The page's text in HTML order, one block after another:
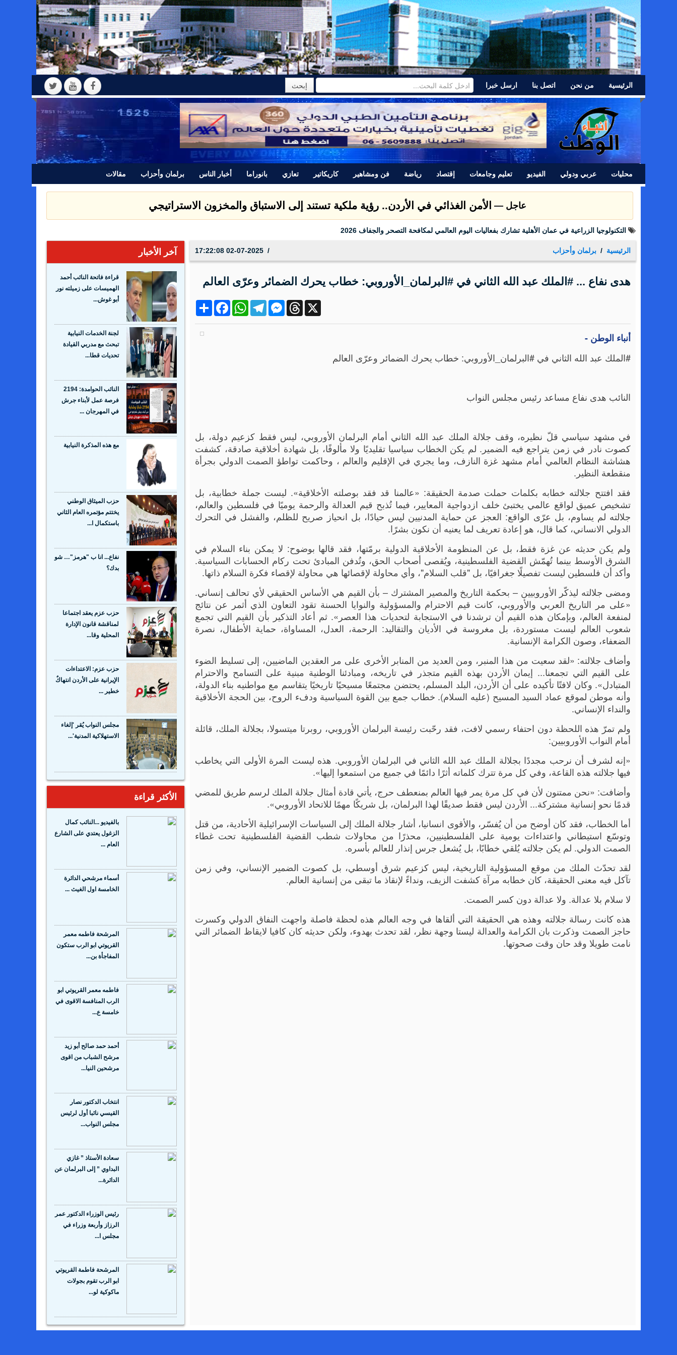
الرئيسية من نحن اتصل بنا ارسل خبرا
محليات عربي ودولي الفيديو تعليم وجامعات إقتصاد رياضة فن ومشاهير كاريكاتير تعازي بانوراما أخبار الناس برلمان وأحزاب مقالات
عاجل — الأمن الغذائي في الأردن.. رؤية ملكية تستند إلى الاستباق والمخزون الاستراتيجي
التكنولوجيا الزراعية في عمان الأهلية تشارك بفعاليات اليوم العالمي لمكافحة التصحر والجفاف 2026
الرئيسية برلمان وأحزاب 02-07-2025 17:22:08
هدى نفاع ... #الملك عبد الله الثاني في #البرلمان_الأوروبي: خطاب يحرك الضمائر وعرّى العالم
ShareFacebookWhatsAppTelegramMessengerThreads X
أنباء الوطن -
#الملك عبد الله الثاني في #البرلمان_الأوروبي: خطاب يحرك الضمائر وعرّى العالم
النائب هدى نفاع مساعد رئيس مجلس النواب
في مشهد سياسي قلّ نظيره، وقف جلالة الملك عبد الله الثاني أمام البرلمان الأوروبي، ليس فقط كزعيم دولة، بل
كصوت نادر في زمن يتراجع فيه الضمير. لم يكن الخطاب سياسيا تقليديًا ولا مألوفًا، بل شهادة أخلاقية صادقة، كشفت
هشاشة النظام العالمي أمام مشهد غزة النازف، وما يجري في الإقليم والعالم ، وحاكمت تواطؤ الصمت الدولي بجرأة
منقطعة النظير.
فقد افتتح جلالته خطابه بكلمات حملت صدمة الحقيقة: «عالمنا قد فقد بوصلته الأخلاقية». ليست جملة خطابية، بل
تشخيص عميق لواقع عالمي يختبئ خلف ازدواجية المعايير، فيما تُذبح قيم العدالة والرحمة يوميًا في فلسطين والعالم،
جلالته لم يساوم، بل عرّى الواقع: العجز عن حماية المدنيين ليس حيادًا، بل انحياز صريح للظلم، والفشل في التحرك
الدولي الانساني، كما قال، هو إعادة تعريف لما يعنيه أن نكون بشرًا.
ولم يكن حديثه عن غزة فقط، بل عن المنظومة الأخلاقية الدولية برمّتها، فقد قالها بوضوح: لا يمكن بناء السلام في
الشرق الأوسط بينما تُهمّش القضية الفلسطينية، ويُقصى أصحاب الحق، وتُدفن المبادئ تحت ركام الحسابات السياسية.
وأكد أن فلسطين ليست تفصيلًا جغرافيًا، بل "قلب السلام"، وأي محاولة لإقصائها هي محاولة لإقصاء فكرة السلام ذاتها.
ومضى جلالته ليذكّر الأوروبيين – بحكمة التاريخ والمصير المشترك – بأن القيم هي الأساس الحقيقي لأي تحالف إنساني.
«على مر التاريخ العربي والأوروبي، كانت قيم الاحترام والمسؤولية والنوايا الحسنة تقود التعاون الذي أثمر عن نتائج
لمنفعة العالم، وبإمكان هذه القيم أن ترشدنا في الاستجابة لتحديات هذا العصر». ثم أعاد التذكير بأن القيم التي تجمع
شعوب العالم ليست مستوردة، بل مغروسة في الأديان والتقاليد: الرحمة، العدل، المساواة، حماية الأطفال، نصرة
الضعفاء، وصون الكرامة الإنسانية.
وأضاف جلالته: «لقد سعيت من هذا المنبر، ومن العديد من المنابر الأخرى على مر العقدين الماضيين، إلى تسليط الضوء
على القيم التي تجمعنا... إيمان الأردن بهذه القيم متجذر في تاريخه، ومبادئنا الوطنية مبنية على التسامح والاحترام
المتبادل». وكان لافتًا تأكيده على أن الأردن، البلد المسلم، يحتضن مجتمعًا مسيحيًا تاريخيًا يتقاسم مع مواطنيه بناء الدولة،
وأنه موطن لموقع عماد السيد المسيح (عليه السلام). خطاب جمع بين القوة السياسية ودفء الروح، بين الحجة الأخلاقية
والنداء الإنساني.
ولم تمرّ هذه اللحظة دون احتفاء رسمي لافت، فقد رحّبت رئيسة البرلمان الأوروبي، روبرتا ميتسولا، بجلالة الملك، قائلة
أمام النواب الأوروبيين:
«إنه لشرف أن نرحب مجددًا بجلالة الملك عبد الله الثاني في البرلمان الأوروبي. هذه ليست المرة الأولى التي يخاطب
فيها جلالته هذه القاعة، وفي كل مرة تترك كلماته أثرًا دائمًا في جميع من استمعوا إليها».
وأضافت: «نحن ممتنون لأن في كل مرة يمر فيها العالم بمنعطف حرج، يأتي قادة أمثال جلالة الملك لرسم طريق للمضي
قدمًا نحو إنسانية مشتركة... الأردن ليس فقط صديقًا لهذا البرلمان، بل شريكًا مهمًا للاتحاد الأوروبي».
أما الخطاب، فقد كان أوضح من أن يُفسّر، والأقوى انسانيا، أشار جلالة الملك إلى السياسات الإسرائيلية الأحادية، من قتل
وتوسّع استيطاني واعتداءات يومية على الفلسطينيين، محذرًا من محاولات شطب القضية الفلسطينية تحت غطاء
الصمت الدولي. لم يكن جلالته يُلقي خطابًا، بل يُشعل جرس إنذار للعالم بأسره.
لقد تحدّث الملك من موقع المسؤولية التاريخية، ليس كزعيم شرق أوسطي، بل كصوت الضمير الإنساني، وفي زمن
تآكل فيه معنى الحقيقة، كان خطابه مرآة كشفت الزيف، ونداءً لإنقاذ ما تبقى من إنسانية العالم.
لا سلام بلا عدالة. ولا عدالة دون كسر الصمت.
هذه كانت رسالة جلالته وهذه هي الحقيقة التي ألقاها في وجه العالم هذه لحظة فاصلة واجهت النفاق الدولي وكسرت
حاجز الصمت وذكرت بان الكرامة والعدالة ليستا وجهة نظر، لقد تحدث بهدوء، ولكن حديثه كان كافيا لايقاظ الضمائر التي
نامت طويلا وقد حان وقت صحوتها.
آخر الأخبار
قراءة فاتحة النائب أحمد
الهميسات على زميلته نور
أبو غوش...
لجنة الخدمات النيابية
تبحث مع مدربي القيادة
تحديات قطا...
النائب الحوامدة: 2194
فرصة عمل لأبناء جرش
في المهرجان ...
مع هذه المذكرة النيابية
حزب الميثاق الوطني
يختتم مؤتمره العام الثاني
باستكمال ا...
نفاع... انا ب "هرمز"… شو
بدك؟
حزب عزم يعقد اجتماعا
لمناقشة قانون الإدارة
المحلية وقا...
حزب عزم: الاعتداءات
الإيرانية على الأردن انتهاكٌ
خطير ...
مجلس النواب يُقر 'إلغاء
الاستهلاكية المدنية'...
الأكثر قراءة
بالفيديو ...النائب كمال
الزغول يعتدي على الشارع
العام ...
أسماء مرشحي الدائرة
الخامسة اول الغيث ...
المرشحة فاطمه معمر
القريوتي ابو الرب ستكون
المفاجأة بن...
فاطمه معمر القريوتي ابو
الرب المنافسة الاقوى في
خامسة ع...
أحمد حمد صالح أبو زيد
مرشح الشباب من اقوى
مرشحين النيا...
انتخاب الدكتور نصار
القيسي نائبا أول لرئيس
مجلس النواب...
سعادة الأستاذ ” غازي
البداوي ” إلى البرلمان عن
الدائرة...
رئيس الوزراء الدكتور عمر
الرزاز وأربعة وزراء في
مجلس ا...
المرشحة فاطمة القريوتي
ابو الرب تقوم بجولات
ماكوكية لو...